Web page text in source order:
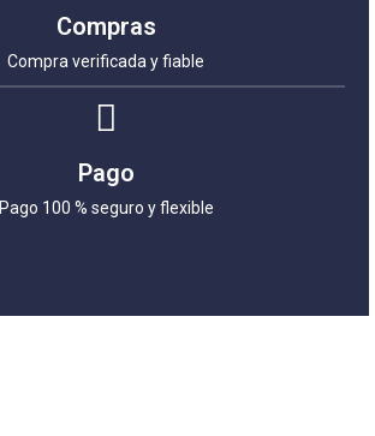
Compras
Compra verificada y fiable
Pago
Pago 100 % seguro y flexible